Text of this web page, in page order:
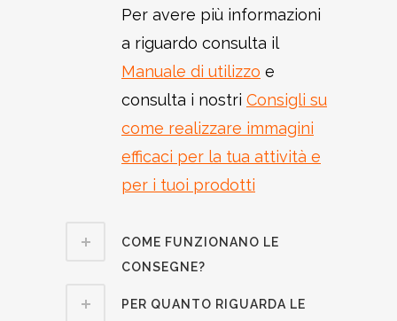
Per avere più informazioni
a riguardo consulta il
Manuale di utilizzo e
consulta i nostri Consigli su
come realizzare immagini
efficaci per la tua attività e
per i tuoi prodotti
COME FUNZIONANO LE
CONSEGNE?
PER QUANTO RIGUARDA LE